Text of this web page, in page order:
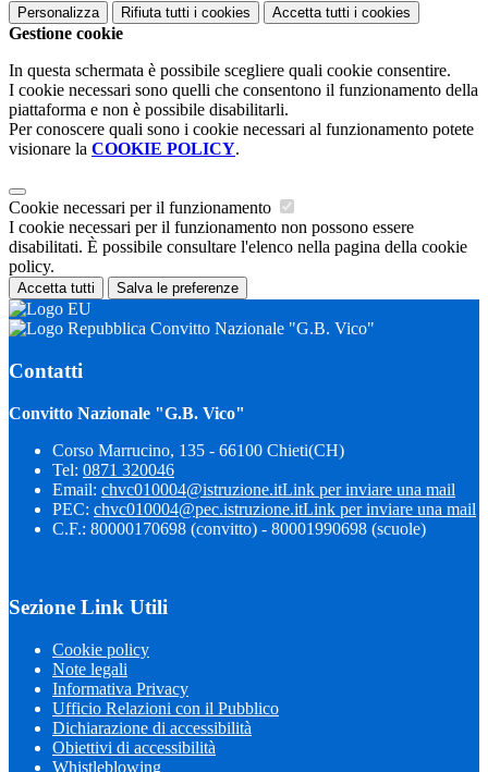
Personalizza Rifiuta tutti i cookies Accetta tutti i cookies
Gestione cookie
In questa schermata è possibile scegliere quali cookie consentire.
I cookie necessari sono quelli che consentono il funzionamento della
piattaforma e non è possibile disabilitarli.
Per conoscere quali sono i cookie necessari al funzionamento potete
visionare la COOKIE POLICY.
Cookie necessari per il funzionamento
I cookie necessari per il funzionamento non possono essere
disabilitati. È possibile consultare l'elenco nella pagina della cookie
policy.
Accetta tutti Salva le preferenze
Convitto Nazionale "G.B. Vico"
Contatti
Convitto Nazionale "G.B. Vico"
Corso Marrucino, 135 - 66100 Chieti(CH)
Tel: 0871 320046
Email: chvc010004@istruzione.itLink per inviare una mail
PEC: chvc010004@pec.istruzione.itLink per inviare una mail
C.F.: 80000170698 (convitto) - 80001990698 (scuole)
Sezione Link Utili
Cookie policy
Note legali
Informativa Privacy
Ufficio Relazioni con il Pubblico
Dichiarazione di accessibilità
Obiettivi di accessibilità
Whistleblowing